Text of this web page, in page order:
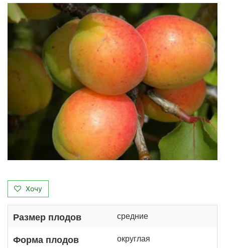
Хочу
Размер плодов средние
Форма плодов округлая